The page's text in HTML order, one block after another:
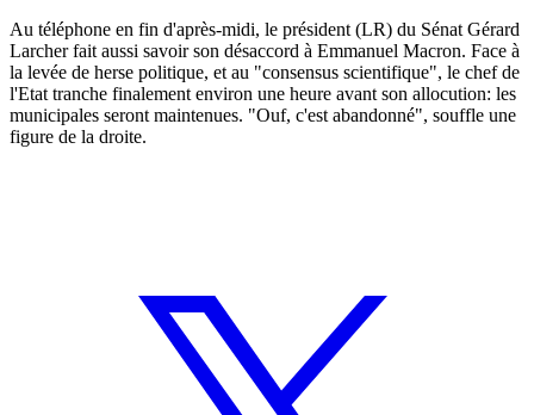
Au téléphone en fin d'après-midi, le président (LR) du Sénat Gérard
Larcher fait aussi savoir son désaccord à Emmanuel Macron. Face à
la levée de herse politique, et au "consensus scientifique", le chef de
l'Etat tranche finalement environ une heure avant son allocution: les
municipales seront maintenues. "Ouf, c'est abandonné", souffle une
figure de la droite.